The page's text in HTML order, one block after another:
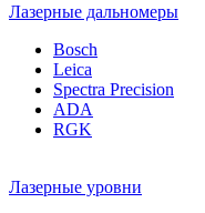
Лазерные дальномеры
Bosch
Leica
Spectra Precision
ADA
RGK
Лазерные уровни